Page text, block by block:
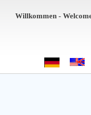
Willkommen - Welcome -